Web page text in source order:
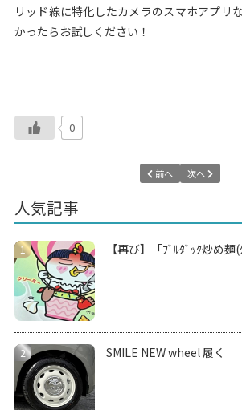
リッド線に特化したカメラのスマホアプリ
かったらお試しください！
0
前へ 次へ
人気記事
【再び】「ﾌﾞﾙﾀﾞｯｸ炒め麺
SMILE NEW wheel 履く